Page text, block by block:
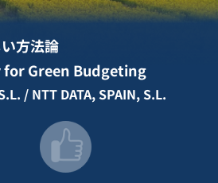
方法論
Green Budgeting
/ NTT DATA, SPAIN, S.L.